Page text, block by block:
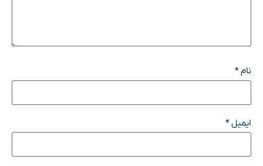
نام*
ایمیل*